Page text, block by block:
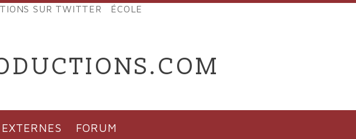
SUR TWITTER ÉCOLE
FORUM